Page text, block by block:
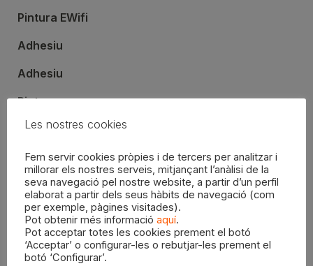
Pintura EWifi
Adhesiu
Adhesiu
Pintura
Pintura al guix Chalk Paint
Sprays
Sin categorizar
Accessoris i Complements
Netejadors professionals
Preparació i Protecció de Superfícies
Les nostres cookies
Fem servir cookies pròpies i de tercers per analitzar i
millorar els nostres serveis, mitjançant l’anàlisi de la
seva navegació pel nostre website, a partir d’un perfil
elaborat a partir dels seus hàbits de navegació (com
per exemple, pàgines visitades).
Pot obtenir més informació aquí.
Pot acceptar totes les cookies prement el botó
‘Acceptar’ o configurar-les o rebutjar-les prement el
botó ‘Configurar’.